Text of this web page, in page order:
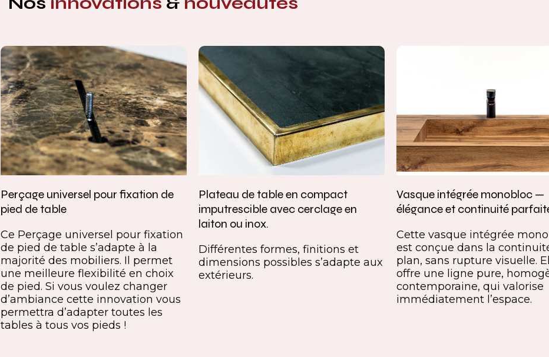
Perçage universel pour fixation de
pied de table
Ce Perçage universel pour fixation
de pied de table s’adapte à la
majorité des mobiliers. Il permet
une meilleure flexibilité en choix
de pied. Si vous voulez changer
d’ambiance cette innovation vous
permettra d’adapter toutes les
tables à tous vos pieds !
Plateau de table en compact
imputrescible avec cerclage en
laiton ou inox.
Différentes formes, finitions et
dimensions possibles s’adapte aux
extérieurs.
Vasque intégrée monobloc —
élégance et continuité
Cette vasque intégrée
est conçue dans la
plan, sans rupture visuelle.
offre une ligne pure,
contemporaine, qui valorise
immédiatement l’espace.